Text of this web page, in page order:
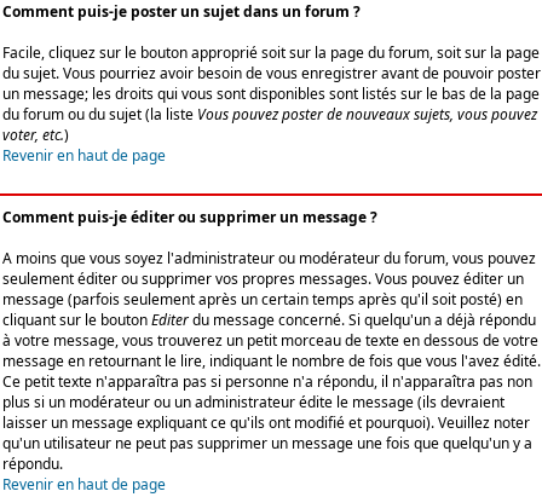
Comment puis-je poster un sujet dans un forum ?
Facile, cliquez sur le bouton approprié soit sur la page du forum, soit sur la page
du sujet. Vous pourriez avoir besoin de vous enregistrer avant de pouvoir poster
un message; les droits qui vous sont disponibles sont listés sur le bas de la page
du forum ou du sujet (la liste Vous pouvez poster de nouveaux sujets, vous pouvez
voter, etc.)
Revenir en haut de page
Comment puis-je éditer ou supprimer un message ?
A moins que vous soyez l'administrateur ou modérateur du forum, vous pouvez
seulement éditer ou supprimer vos propres messages. Vous pouvez éditer un
message (parfois seulement après un certain temps après qu'il soit posté) en
cliquant sur le boutonEditerdu message concerné. Si quelqu'un a déjà répondu
à votre message, vous trouverez un petit morceau de texte en dessous de votre
message en retournant le lire, indiquant le nombre de fois que vous l'avez édité.
Ce petit texte n'apparaîtra pas si personne n'a répondu, il n'apparaîtra pas non
plus si un modérateur ou un administrateur édite le message (ils devraient
laisser un message expliquant ce qu'ils ont modifié et pourquoi). Veuillez noter
qu'un utilisateur ne peut pas supprimer un message une fois que quelqu'un y a
répondu.
Revenir en haut de page